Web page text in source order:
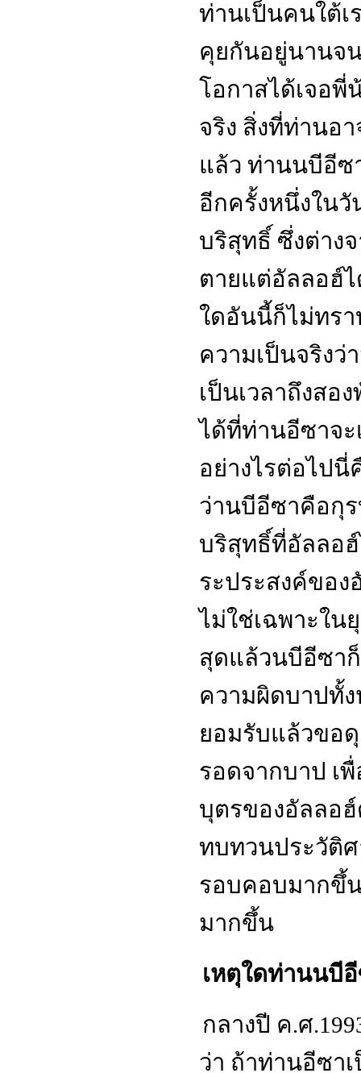
ท่านเป็นคนใต้เ
คุยกันอยู่นานจ
โอกาสได้เจอพี่
จริง สิ่งที่ท่านอ
แล้ว ท่านนบีอี
อีกครั้งหนึ่งใน
บริสุทธิ์ ซึ่งต่าง
ตายแต่อัลลอฮ์
ใดอันนี้ก็ไม่ทร
ความเป็นจริง
เป็นเวลาถึงสอ
ได้ที่ท่านอีซาจ
อย่างไรต่อไปนี่
ว่านบีอีซาคือกุ
บริสุทธิ์ที่อัลลอฮ์
ระประสงค์ขอ
ไม่ใช่เฉพาะใน
สุดแล้วนบีอีซา
ความผิดบาปทั้
ยอมรับแล้วขอ
รอดจากบาป เ
บุตรของอัลลอ
ทบทวนประวัติศ
รอบคอบมากขึ้
มากขึ้น
เหตุใดท่านนบีอี
กลางปี ค.ศ
ว่า ถ้าท่านอีซา